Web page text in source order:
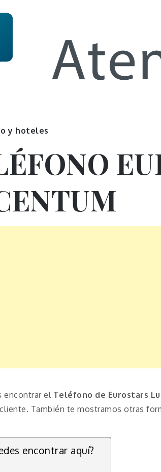
y hoteles
encontrar elTeléfono de Eurostars
También te mostramos otras
encontrar aquí?